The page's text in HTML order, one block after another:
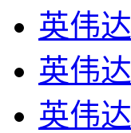
英伟
英伟
英伟